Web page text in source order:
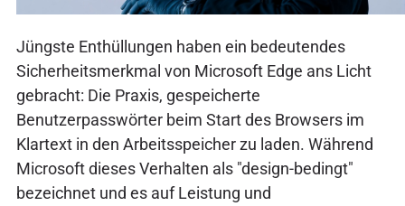
Jüngste Enthüllungen haben ein bedeutendes
Sicherheitsmerkmal von Microsoft Edge ans Licht
gebracht: Die Praxis, gespeicherte
Benutzerpasswörter beim Start des Browsers im
Klartext in den Arbeitsspeicher zu laden. Während
Microsoft dieses Verhalten als "design-bedingt"
bezeichnet und es auf Leistung und